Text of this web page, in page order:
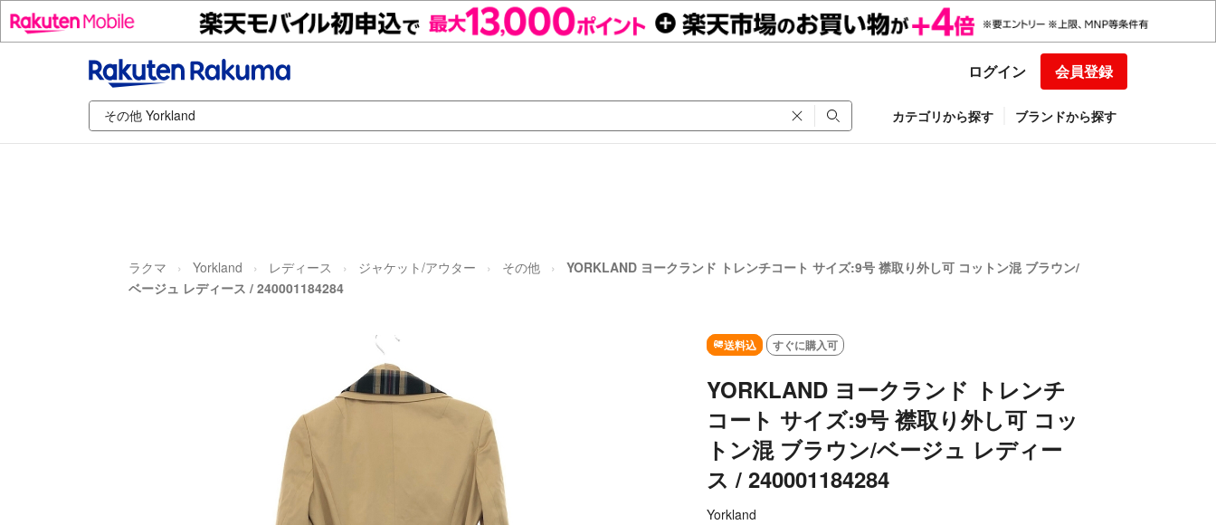
ログイン 会員登録
カテゴリから探す ブランドから探す
ラクマ Yorkland レディース ジャケット/アウター その他
YORKLAND ヨークランド トレンチコート サイズ:9号 襟取り外し可 コットン混 ブラウン/
ベージュ レディース / 240001184284
送料込 すぐに購入可
YORKLAND ヨークランド トレンチ
コート サイズ:9号 襟取り外し可 コッ
トン混 ブラウン/ベージュ レディー
ス / 240001184284
Yorkland